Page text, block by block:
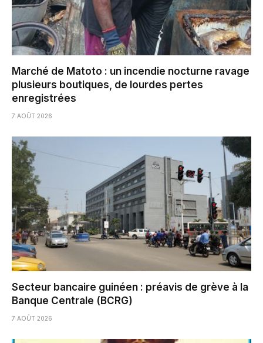
Marché de Matoto : un incendie nocturne ravage
plusieurs boutiques, de lourdes pertes
enregistrées
7 AOÛT 2026
Secteur bancaire guinéen : préavis de grève à la
Banque Centrale (BCRG)
7 AOÛT 2026